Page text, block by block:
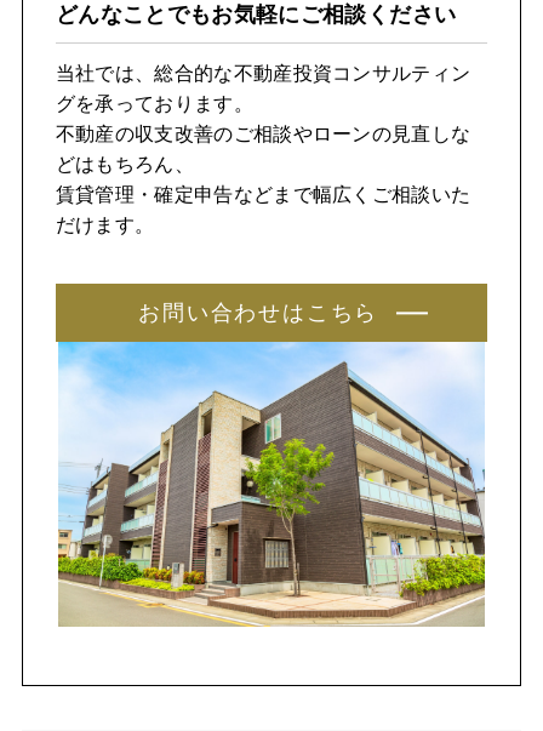
どんなことでもお気軽にご相談ください
当社では、総合的な不動産投資コンサルティン
グを承っております。
不動産の収支改善のご相談やローンの見直しな
どはもちろん、
賃貸管理・確定申告などまで幅広くご相談いた
だけます。
お問い合わせはこちら